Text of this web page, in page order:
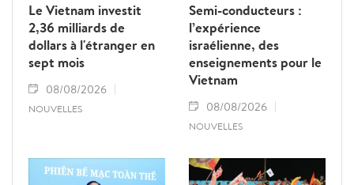
Le Vietnam investit
2,36 milliards de
dollars à l'étranger en
sept mois
08/08/2026
NOUVELLES
Semi-conducteurs :
l’expérience
israélienne, des
enseignements pour le
Vietnam
08/08/2026
NOUVELLES